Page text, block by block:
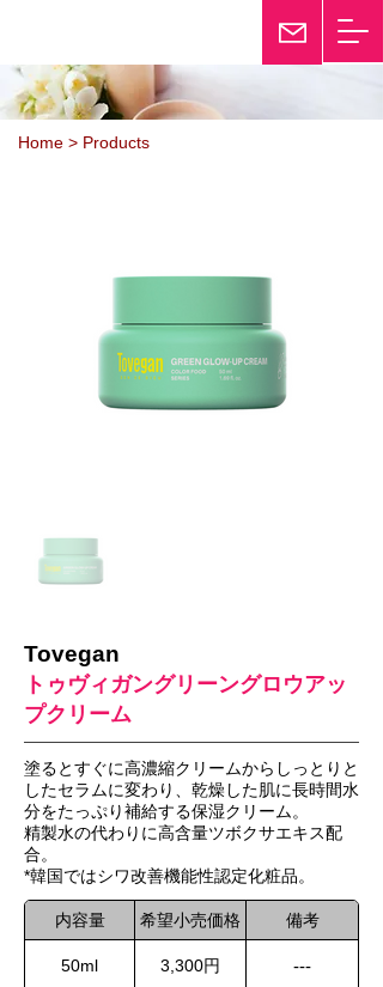
Home > Products
Tovegan
トゥヴィガングリーングロウアッ
プクリーム
塗るとすぐに高濃縮クリームからしっとりと
したセラムに変わり、乾燥した肌に長時間水
分をたっぷり補給する保湿クリーム。
精製水の代わりに高含量ツボクサエキス配
合。
*韓国ではシワ改善機能性認定化粧品。
内容量 希望小売価格 備考
50ml 3,300円 ---